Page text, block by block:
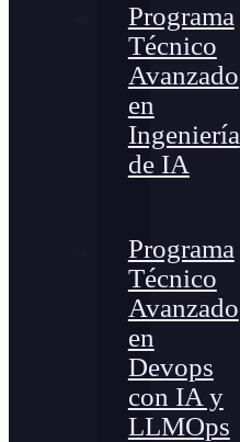
Programa
Técnico
Avanzado
en
Ingeniería
de IA
Programa
Técnico
Avanzado
en
Devops
con IA y
LLMOps